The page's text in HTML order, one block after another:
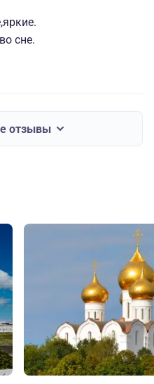
сне.
отзывы